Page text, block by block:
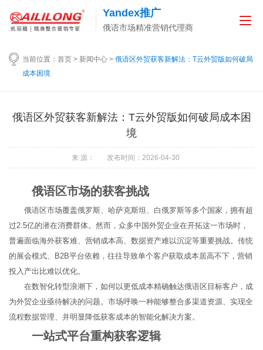
Yandex推广
俄语市场精准营销代理商
当前位置： 首页 > 新闻中心 > 俄语区外贸获客新解法：T云外贸版如何破局
成本困境
俄语区外贸获客新解法：T云外贸版如何破局成本困
境
来 源： 发布时间：2026-04-30
俄语区市场的获客挑战
俄语区市场覆盖俄罗斯、哈萨克斯坦、白俄罗斯等多个国家，拥有超
过2.5亿的潜在消费群体。然而，众多中国外贸企业在开拓这一市场时，
普遍面临海外获客难、营销成本高、数据资产难以沉淀等重要挑战。传统
的展会模式、B2B平台依赖，往往导致单个客户获取成本居高不下，营销
投入产出比难以优化。
在数智化转型浪潮下，如何以更低成本精确触达俄语区目标客户，成
为外贸企业亟待解决的问题。市场呼唤一种能够整合多渠道资源、实现全
流程数据管理、并明显降低获客成本的智能化解决方案。
一站式平台重构获客逻辑